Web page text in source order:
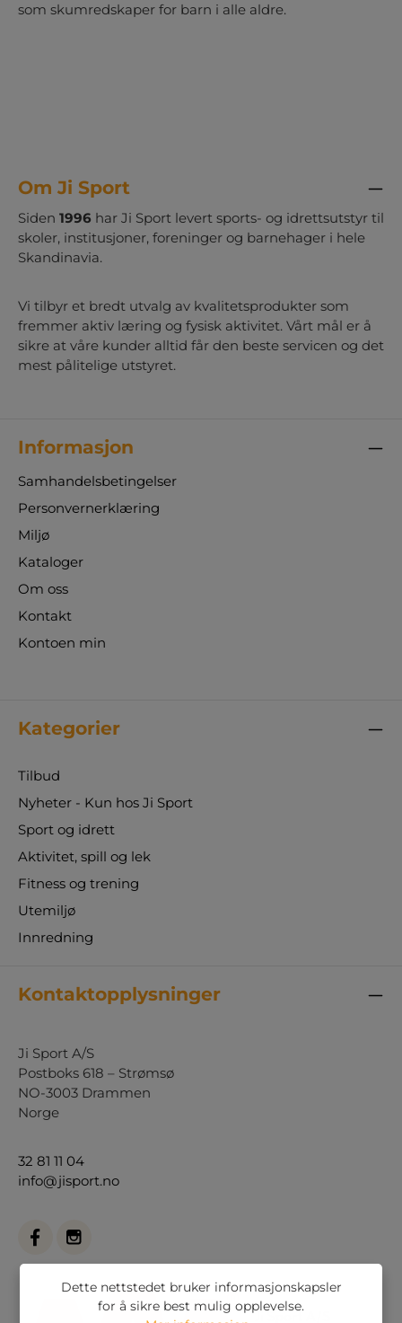
som skumredskaper for barn i alle aldre.
Om Ji Sport
Siden 1996 har Ji Sport levert sports- og idrettsutstyr til
skoler, institusjoner, foreninger og barnehager i hele
Skandinavia.
Vi tilbyr et bredt utvalg av kvalitetsprodukter som
fremmer aktiv læring og fysisk aktivitet. Vårt mål er å
sikre at våre kunder alltid får den beste servicen og det
mest pålitelige utstyret.
Informasjon
Samhandelsbetingelser
Personvernerklæring
Miljø
Kataloger
Om oss
Kontakt
Kontoen min
Kategorier
Tilbud
Nyheter - Kun hos Ji Sport
Sport og idrett
Aktivitet, spill og lek
Fitness og trening
Utemiljø
Innredning
Kontaktopplysninger
Ji Sport A/S
Postboks 618 – Strømsø
NO-3003 Drammen
Norge
32 81 11 04
info@jisport.no
Dette nettstedet bruker informasjonskapsler
for å sikre best mulig opplevelse.